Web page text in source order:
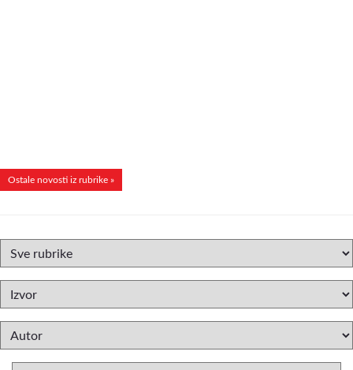
Ostale novosti iz rubrike »